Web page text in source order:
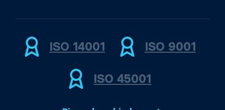
ISO 14001 ISO 9001
ISO 45001